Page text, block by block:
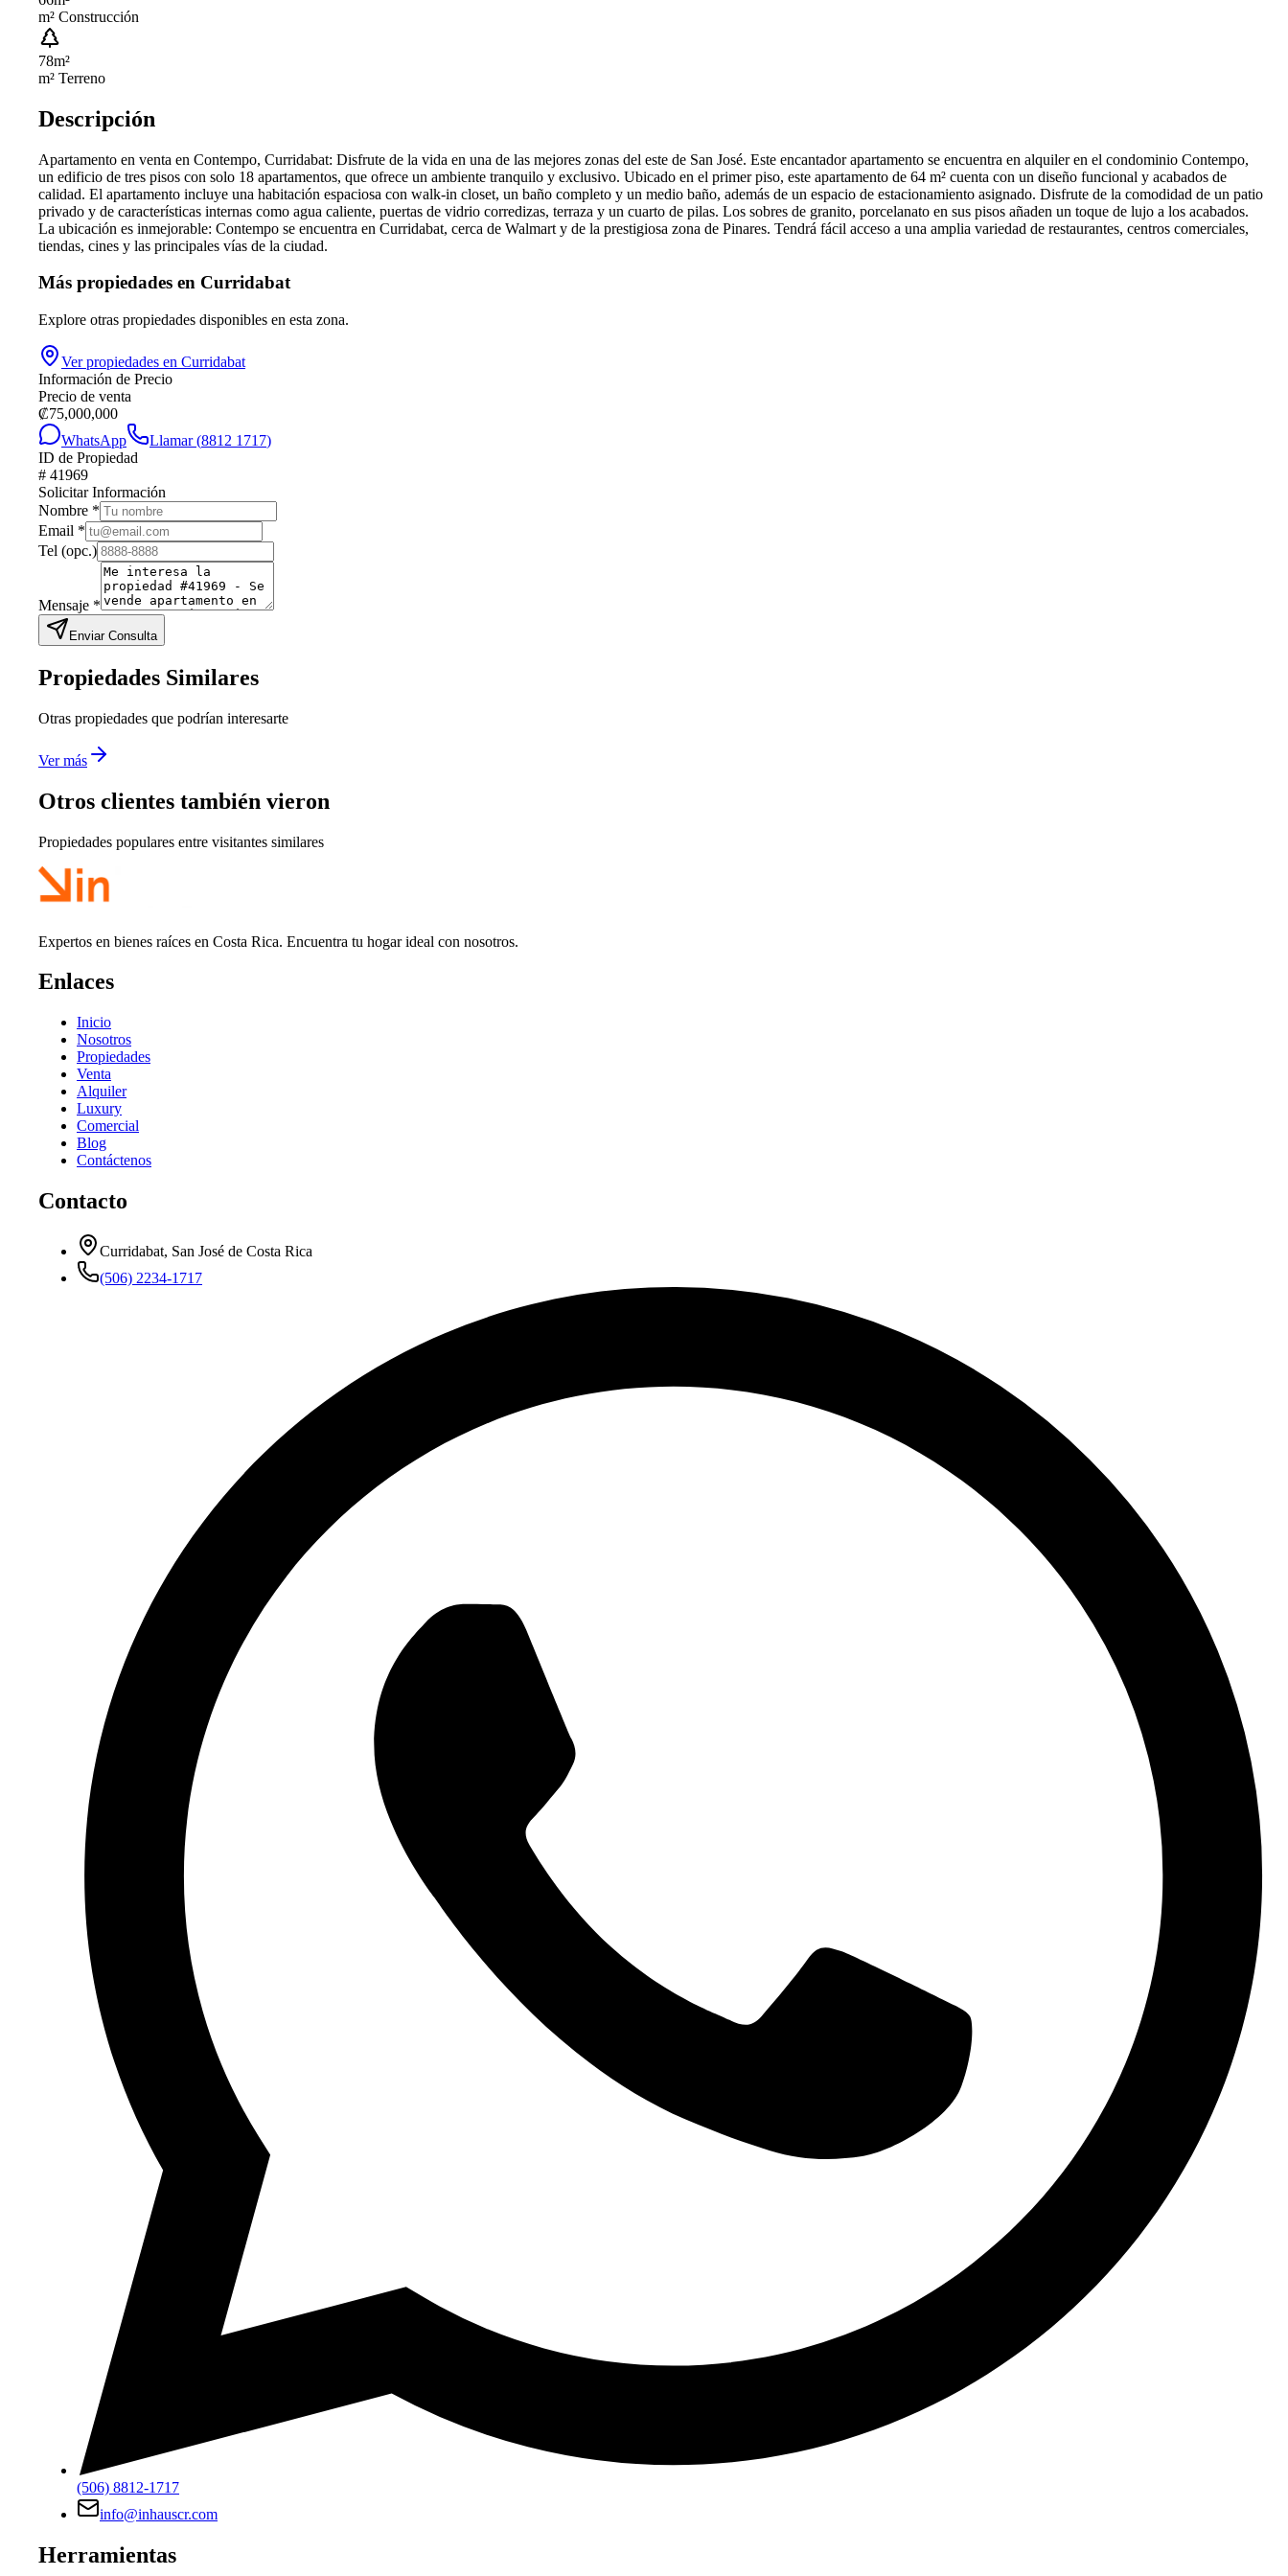
m² Construcción
78m²
m² Terreno
Descripción
Apartamento en venta en Contempo, Curridabat: Disfrute de la vida en una de las mejores zonas del este de San José. Este encantador apartamento se encuentra en alquiler en el condominio Contempo,
un edificio de tres pisos con solo 18 apartamentos, que ofrece un ambiente tranquilo y exclusivo. Ubicado en el primer piso, este apartamento de 64 m² cuenta con un diseño funcional y acabados de
calidad. El apartamento incluye una habitación espaciosa con walk-in closet, un baño completo y un medio baño, además de un espacio de estacionamiento asignado. Disfrute de la comodidad de un patio
privado y de características internas como agua caliente, puertas de vidrio corredizas, terraza y un cuarto de pilas. Los sobres de granito, porcelanato en sus pisos añaden un toque de lujo a los acabados.
La ubicación es inmejorable: Contempo se encuentra en Curridabat, cerca de Walmart y de la prestigiosa zona de Pinares. Tendrá fácil acceso a una amplia variedad de restaurantes, centros comerciales,
tiendas, cines y las principales vías de la ciudad.
Más propiedades en Curridabat
Explore otras propiedades disponibles en esta zona.
Ver propiedades en Curridabat
Información de Precio
Precio de venta
₡75,000,000
WhatsApp
Llamar (8812 1717)
ID de Propiedad
# 41969
Solicitar Información
Nombre *
Email *
Tel (opc.)
Mensaje *
Enviar Consulta
Propiedades Similares
Otras propiedades que podrían interesarte
Ver más
Otros clientes también vieron
Propiedades populares entre visitantes similares
Expertos en bienes raíces en Costa Rica. Encuentra tu hogar ideal con nosotros.
Enlaces
Inicio
Nosotros
Propiedades
Venta
Alquiler
Luxury
Comercial
Blog
Contáctenos
Contacto
Curridabat, San José de Costa Rica
(506) 2234-1717
(506) 8812-1717
info@inhauscr.com
Herramientas